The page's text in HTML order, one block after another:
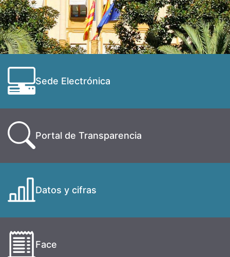
Sede Electrónica
Portal de Transparencia
Datos y cifras
Face